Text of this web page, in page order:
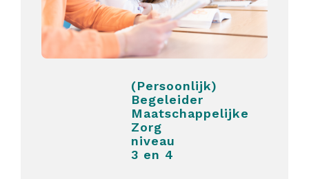
(Persoonlijk)
Begeleider